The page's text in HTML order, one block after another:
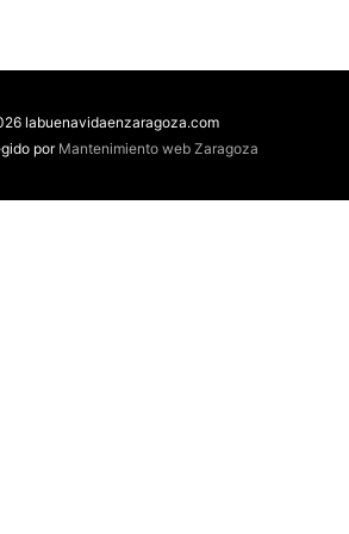
labuenavidaenzaragoza.com
porMantenimiento web Zaragoza